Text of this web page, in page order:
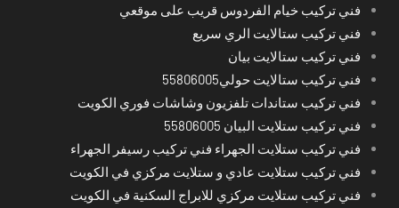
فني تركيب خيام الفردوس قريب على موقعي
فني تركيب ستالايت الري سريع
فني تركيب ستالايت بيان
فني تركيب ستالايت حولي55806005
فني تركيب ستاندات تلفزيون وشاشات فوري الكويت
فني تركيب ستلايت البيان 55806005
فني تركيب ستلايت الجهراء فني تركيب رسيفر الجهراء
فني تركيب ستلايت عادي و ستلايت مركزي في الكويت
فني تركيب ستلايت مركزي للابراج السكنية في الكويت